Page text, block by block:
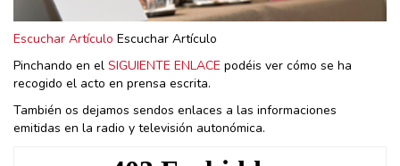
Escuchar Artículo Escuchar Artículo
Pinchando en el SIGUIENTE ENLACE podéis ver cómo se ha
recogido el acto en prensa escrita.
También os dejamos sendos enlaces a las informaciones
emitidas en la radio y televisión autonómica.